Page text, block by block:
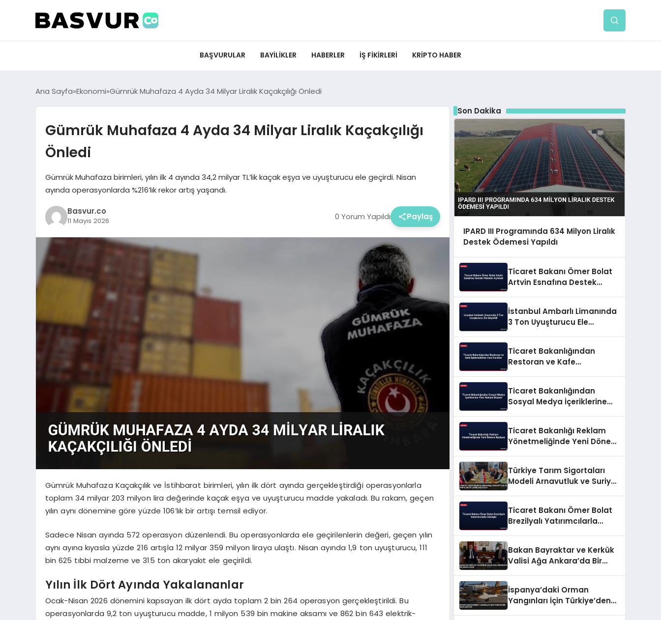
BAŞVURULAR BAYILIKLER HABERLER İŞ FIKIRLERI KRIPTO HABER
Ana Sayfa Ekonomi Gümrük Muhafaza 4 Ayda 34 Milyar Liralık Kaçakçılığı Önledi
Gümrük Muhafaza 4 Ayda 34 Milyar Liralık Kaçakçılığı
Önledi
Gümrük Muhafaza birimleri, yılın ilk 4 ayında 34,2 milyar TL’lik kaçak eşya ve uyuşturucu ele geçirdi. Nisan
ayında operasyonlarda %216’lık rekor artış yaşandı.
Basvur.co
11 Mayıs 2026 0 Yorum Yapıldı Paylaş
Gümrük Muhafaza Kaçakçılık ve İstihbarat birimleri, yılın ilk dört ayında gerçekleştirdiği operasyonlarla
toplam 34 milyar 203 milyon lira değerinde kaçak eşya ve uyuşturucu madde yakaladı. Bu rakam, geçen
yılın aynı dönemine göre yüzde 106’lık bir artışı temsil ediyor.
Sadece Nisan ayında 572 operasyon düzenlendi. Bu operasyonlarda ele geçirilenlerin değeri, geçen yılın
aynı ayına kıyasla yüzde 216 artışla 12 milyar 359 milyon liraya ulaştı. Nisan ayında 1,9 ton uyuşturucu, 111
bin 625 tıbbi malzeme ve 315 ton akaryakıt ele geçirildi.
Yılın İlk Dört Ayında Yakalananlar
Ocak-Nisan 2026 dönemini kapsayan ilk dört ayda toplam 2 bin 264 operasyon gerçekleştirildi. Bu
operasyonlarda 9,2 ton uyuşturucu madde, 1 milyon 539 bin makine aksamı ve 862 bin 643 elektrik-
Son Dakika
IPARD III Programında 634 Milyon Liralık
Destek Ödemesi Yapıldı
Ticaret Bakanı Ömer Bolat
Artvin Esnafına Destek
İstanbul Ambarlı Limanında
3 Ton Uyuşturucu Ele
Ticaret Bakanlığından
Restoran ve Kafe
Ticaret Bakanlığından
Sosyal Medya İçeriklerine
Ticaret Bakanlığı Reklam
Yönetmeliğinde Yeni Dönem
Türkiye Tarım Sigortaları
Modeli Arnavutluk ve Suriye
Ticaret Bakanı Ömer Bolat
Brezilyalı Yatırımcılarla
Bakan Bayraktar ve Kerkük
Valisi Ağa Ankara’da Bir
İspanya’daki Orman
Yangınları İçin Türkiye’den